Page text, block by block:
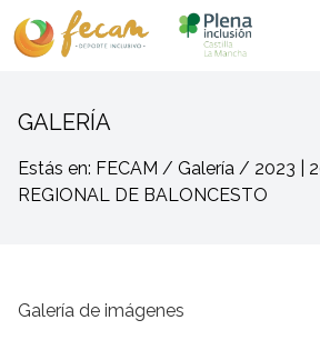
GALERÍA
Estás en: FECAM / Galería / 2023 |
REGIONAL DE BALONCESTO
Galería de imágenes